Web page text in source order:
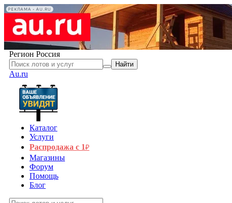
РЕКЛАМА • AU.RU
Регион Россия
Найти
Au.ru
Каталог
Услуги
Распродажа с 1₽
Магазины
Форум
Помощь
Блог